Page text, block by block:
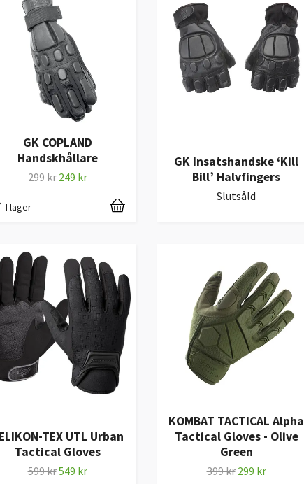
GK COPLAND
Handskhållare
299 kr 249 kr
I lager
GK Insatshandske ‘Kill
Bill’ Halvfingers
Slutsåld
TEX UTL Urban
Tactical Gloves
599 kr549 kr
KOMBAT TACTICAL Alpha
Tactical Gloves - Olive
Green
399 kr 299 kr